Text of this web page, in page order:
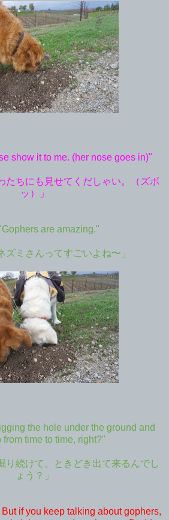
show it to me. (her nose goes in)"
たちにも見せてくだしゃい。（ズボ
ッ）」
are amazing."
ズミさんってすごいよね〜」
the hole under the ground and
from time to time, right?"
り続けて、ときどき出て来るんでし
ょう？」
if you keep talking about gophers,